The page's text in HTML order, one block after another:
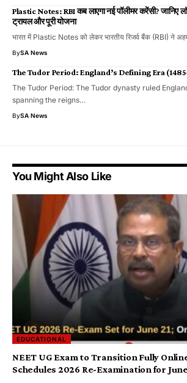
Plastic Notes: RBI कब लाएगा नई पॉलीमर करेंसी? जानिए
ट्रायल और पूरी योजना
भारत में Plastic Notes को लेकर भारतीय रिजर्व बैंक (RBI) ने
BySA News
The Tudor Period: England’s Defining Era
The Tudor Period: The Tudor dynasty ruled
spanning the reigns…
BySA News
You Might Also Like
EDUCATIONAL
NEET UG Exam to Transition Fully
Schedules 2026 Re-Examination for